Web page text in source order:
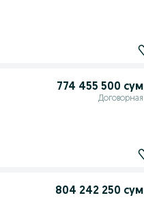
774 455 500 сум
Договорная
804 242 250 сум